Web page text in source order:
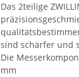
Das 2teilige
sind schärfer und
Die
mm